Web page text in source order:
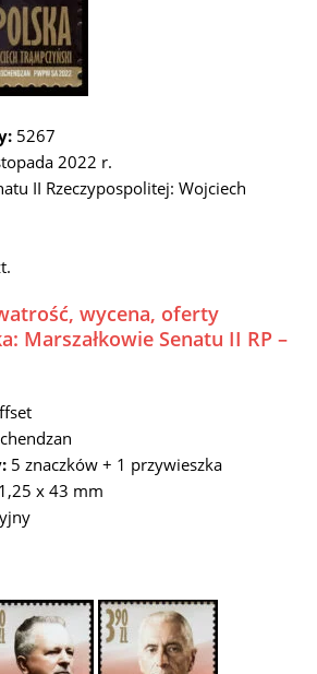
5267
2022 r.
II Rzeczypospolitej: Wojciech
wycena, oferty
Marszałkowie Senatu II RP –
5 znaczków + 1 przywieszka
x 43 mm